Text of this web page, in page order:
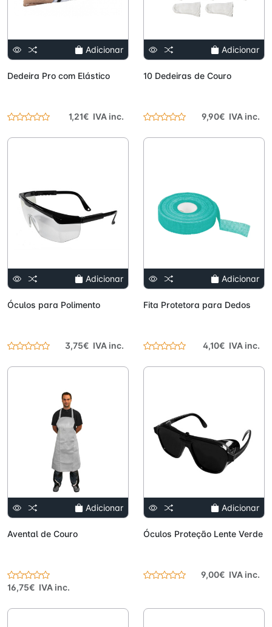
Adicionar
Dedeira Pro com Elástico
1,21€ IVA inc.
Adicionar
10 Dedeiras de Couro
9,90€ IVA inc.
Adicionar
Óculos para Polimento
3,75€ IVA inc.
Adicionar
Fita Protetora para Dedos
4,10€ IVA inc.
Adicionar
Avental de Couro
16,75€ IVA inc.
Adicionar
Óculos Proteção Lente Verde
9,00€ IVA inc.